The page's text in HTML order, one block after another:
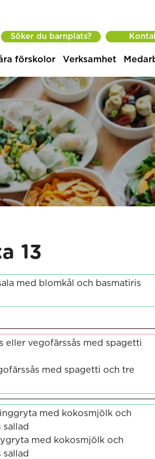
Söker du barnplats?
förskolor Verksamhet
13
med blomkål och basmatiris
eller vegofärssås med spagetti
med spagetti och tre
med kokosmjölk och
sallad
med kokosmjölk och
sallad